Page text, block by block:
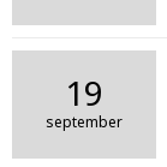
19
september